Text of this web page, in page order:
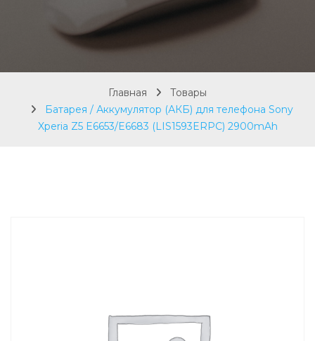
Главная
Товары
Батарея / Аккумулятор (АКБ) для телефона Sony
Xperia Z5 E6653/E6683 (LIS1593ERPC) 2900mAh